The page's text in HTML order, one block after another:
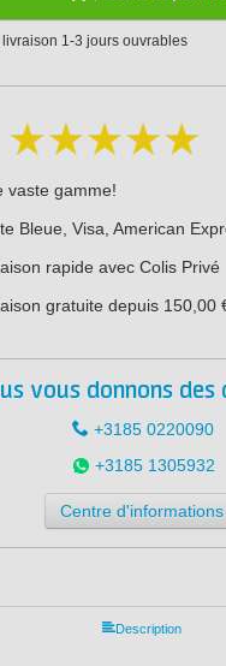
livraison 1-3 jours ouvrables
vaste gamme!
Bleue, Visa, American
rapide avec Colis Privé
gratuite depuis 150,00
vous donnons des
+3185 0220090
+3185 1305932
Centre d'informations
Description